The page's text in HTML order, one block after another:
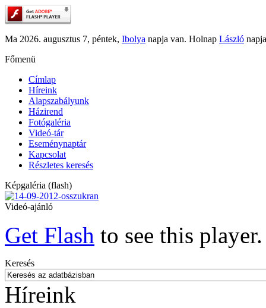
Ma 2026. augusztus 7, péntek, Ibolya napja van. Holnap László
Főmenü
Címlap
Híreink
Alapszabályunk
Házirend
Fotógaléria
Videó-tár
Eseménynaptár
Kapcsolat
Részletes keresés
Képgaléria (flash)
Videó-ajánló
Get Flash to see this player.
Keresés
Híreink